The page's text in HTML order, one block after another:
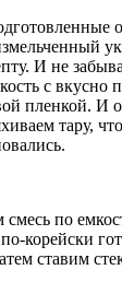
И не
с вкусно
пленкой. И
тару,
по
корейски
ставим